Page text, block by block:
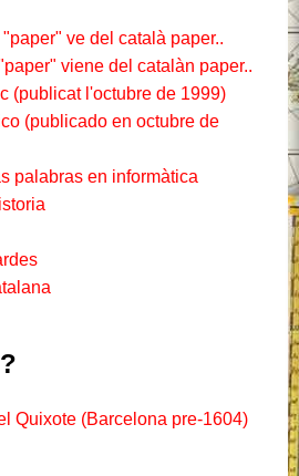
ve del català paper..
viene del catalàn paper..
(publicat l'octubre de 1999)
(publicado en octubre de
palabras en informàtica
Quixote (Barcelona pre-1604)